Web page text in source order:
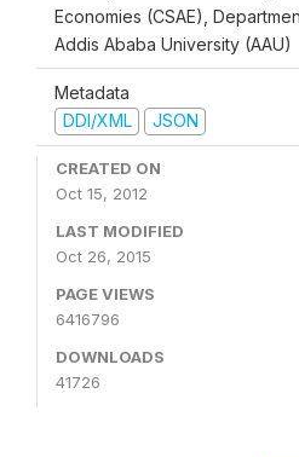
Economies (CSAE),
Addis Ababa University (AAU)
Metadata
DDI/XML
JSON
CREATED ON
Oct 15, 2012
LAST MODIFIED
Oct 26, 2015
PAGE VIEWS
6416796
DOWNLOADS
41726